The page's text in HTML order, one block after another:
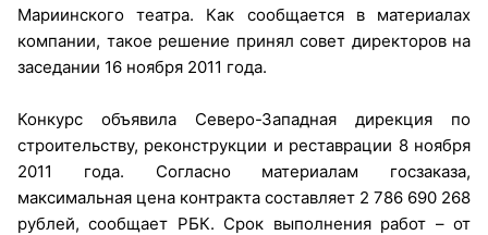
Мариинского театра. Как сообщается в материалах
компании, такое решение принял совет директоров на
заседании 16 ноября 2011 года.
Конкурс объявила Северо-Западная дирекция по
строительству, реконструкции и реставрации 8 ноября
2011 года. Согласно материалам госзаказа,
максимальная цена контракта составляет 2 786 690 268
рублей, сообщает РБК. Срок выполнения работ – от